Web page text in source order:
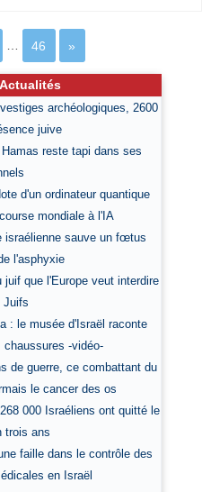
46 »
archéologiques, 2600
juive
reste tapi dans ses
d'un ordinateur quantique
mondiale à l'IA
israélienne sauve un fœtus
l'asphyxie
juif que l'Europe veut interdire
Juifs
: le musée d'Israël raconte
chaussures -vidéo-
de guerre, ce combattant du
le cancer des os
000 Israéliens ont quitté le
trois ans
faille dans le contrôle des
en Israël